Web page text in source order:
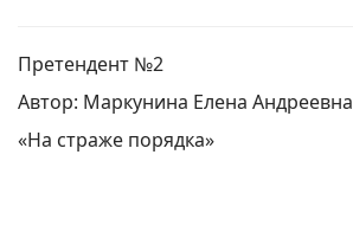
Претендент №2
Автор: Маркунина Елена Андреевна
«На страже порядка»